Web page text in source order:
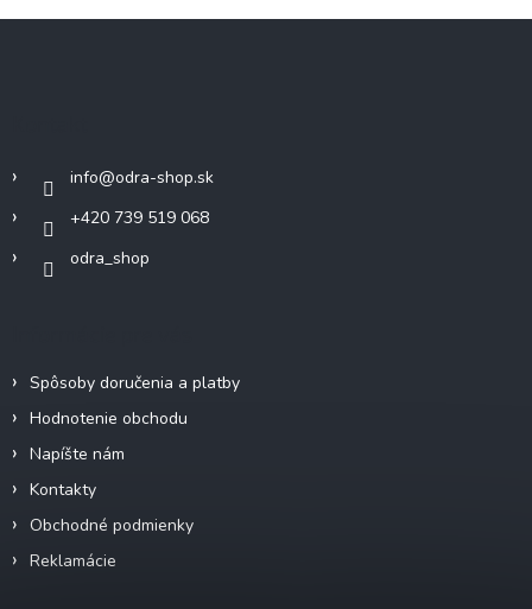
info@odra-shop.sk
+420 739 519 068
odra_shop
Spôsoby doručenia a platby
Hodnotenie obchodu
Napíšte nám
Kontakty
Obchodné podmienky
Reklamácie